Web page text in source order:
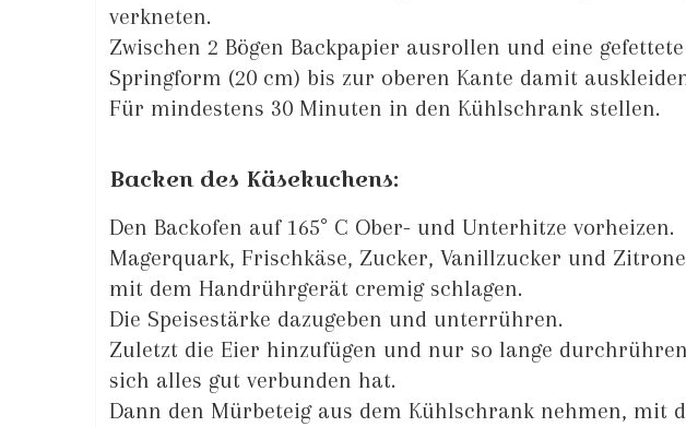
verkneten.
Zwischen 2 Bögen Backpapier ausrollen und eine gefettete
Springform (20 cm) bis zur oberen Kante damit
Für mindestens 30 Minuten in den Kühlschrank stellen.
Backen des Käsekuchens:
Den Backofen auf 165° C Ober- und Unterhitze vorheizen.
Magerquark, Frischkäse, Zucker, Vanillzucker und
mit dem Handrührgerät cremig schlagen.
Die Speisestärke dazugeben und unterrühren.
Zuletzt die Eier hinzufügen und nur so lange
sich alles gut verbunden hat.
Dann den Mürbeteig aus dem Kühlschrank nehmen, mit